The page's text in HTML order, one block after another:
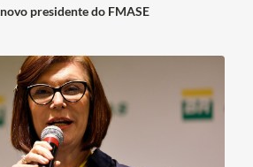
presidente do FMASE